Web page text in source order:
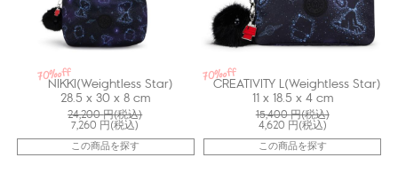
70%off
NIKKI(Weightless Star)
28.5 x 30 x 8 cm
24,200円(税込)
7,260 円(税込)
この商品を探す
70%off
CREATIVITY L(Weightless Star)
11 x 18.5 x 4 cm
15,400円(税込)
4,620 円(税込)
この商品を探す